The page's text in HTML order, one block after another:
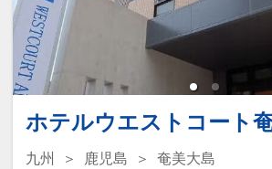
ホテルウエストコート奄
九州 鹿児島 奄美大島